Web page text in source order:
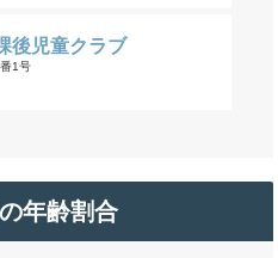
後児童クラブ
1号
年齢割合